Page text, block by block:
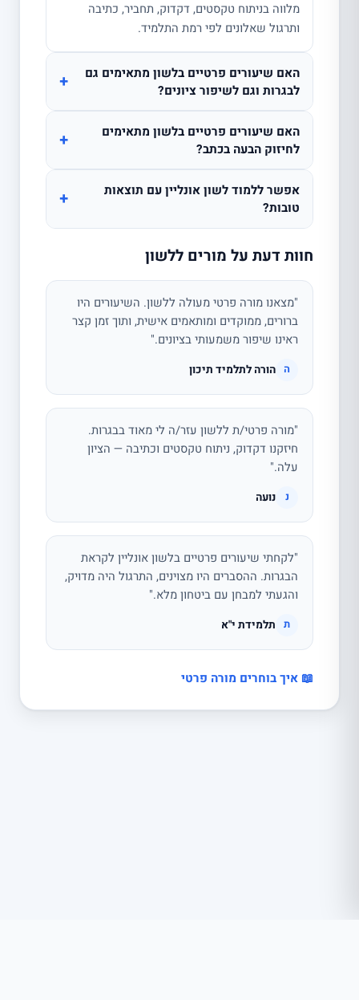
מלווה בניתוח טקסטים, דקדוק, תחביר, כתיבה
ותרגול שאלונים לפי רמת התלמיד.
האם שיעורים פרטיים בלשון מתאימים גם
לבגרות וגם לשיפור ציונים?
+
האם שיעורים פרטיים בלשון מתאימים
לחיזוק הבעה בכתב?
+
אפשר ללמוד לשון אונליין עם תוצאות
טובות?
+
חוות דעת על מורים ללשון
"מצאנו מורה פרטי מעולה ללשון. השיעורים היו
ברורים, ממוקדים ומותאמים אישית, ותוך זמן קצר
ראינו שיפור משמעותי בציונים."
ה הורה לתלמיד תיכון
"מורה פרטי/ת ללשון עזר/ה לי מאוד בבגרות.
חיזקנו דקדוק, ניתוח טקסטים וכתיבה — הציון
עלה."
נ נועה
"לקחתי שיעורים פרטיים בלשון אונליין לקראת
הבגרות. ההסברים היו מצוינים, התרגול היה מדויק,
והגעתי למבחן עם ביטחון מלא."
ת תלמידת י"א
📖 איך בוחרים מורה פרטי